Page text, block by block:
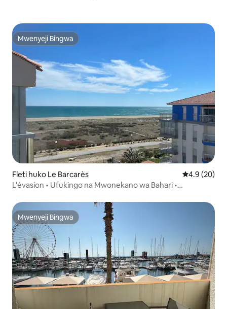
Mwenyeji Bingwa
Mwenyeji Bingwa
Fleti huko Le Barcarès Ukadiriaji
4.9 (20)
L'évasion • Ufukingo na Mwonekano wa Bahari •
Mwenyeji Bingwa
Mwenyeji Bingwa